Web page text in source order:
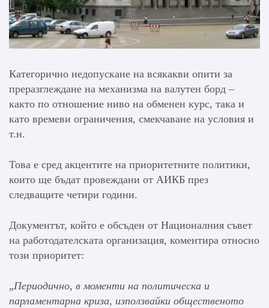
Категорично недопускане на всякакви опити за
преразглеждане на механизма на валутен борд –
както по отношение ниво на обменен курс, така и
като времеви ограничения, смекчаване на условия и
т.н.
Това е сред акцентите на приоритетните политики,
които ще бъдат провеждани от АИКБ през
следващите четири години.
Документът, който е обсъден от Националния съвет
на работодателската организация, коментира относно
този приоритет:
„Периодично, в моменти на политическа и
парламентарна криза, използвайки общественото